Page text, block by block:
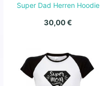
Super Dad Herren Hoodie
30,00€